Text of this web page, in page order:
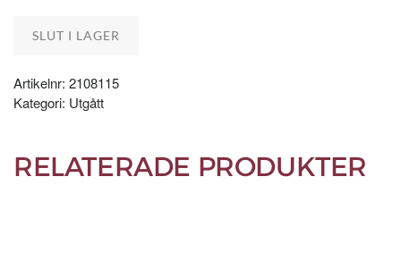
SLUT I LAGER
Artikelnr: 2108115
Kategori: Utgått
RELATERADE PRODUKTER